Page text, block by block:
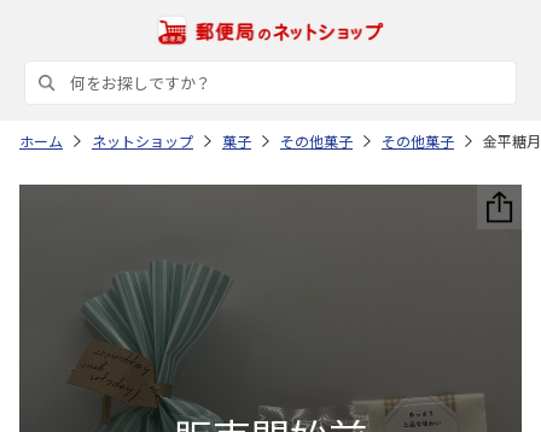
ホーム ネットショップ 菓子 その他菓子 その他菓子 金平糖